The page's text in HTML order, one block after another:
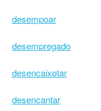
desempoar
desempregado
desencaixotar
desencantar